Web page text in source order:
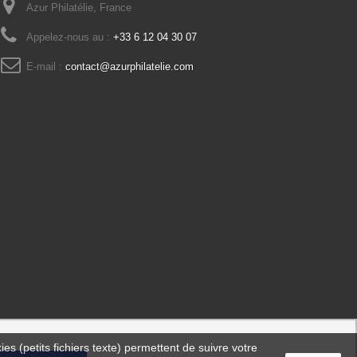
Azur Philatélie, France
Appelez-nous au : +33 6 12 04 30 07
E-mail : contact@azurphilatelie.com
(petits fichiers texte) permettent de suivre votre